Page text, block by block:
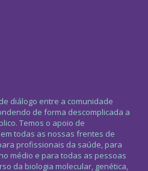
diálogo entre a comunidade
de forma descomplicada a
Temos o apoio de
todas as nossas frentes de
profissionais da saúde, para
médio e para todas as pessoas
da biologia molecular, genética,